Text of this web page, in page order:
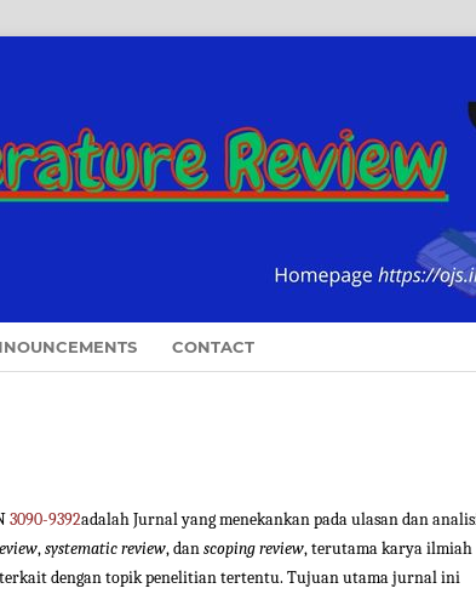
CONTACT
3090-9392adalah Jurnal yang menekankan pada ulasan dan
,systematic review, danscoping review, terutama karya ilmiah
dengan topik penelitian tertentu. Tujuan utama jurnal ini